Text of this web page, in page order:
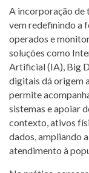
Prestação
Contas
A incorporação de
vem redefinindo a
operados e
soluções como
Artificial (IA), Big
digitais dá origem
permite
sistemas e apoiar
contexto, ativos
dados, ampliando
atendimento à